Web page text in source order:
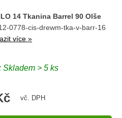
14 Tkanina Barrel 90 Olše
0778-cis-drewm-tka-v-barr-16
více »
Skladem > 5 ks
vč. DPH